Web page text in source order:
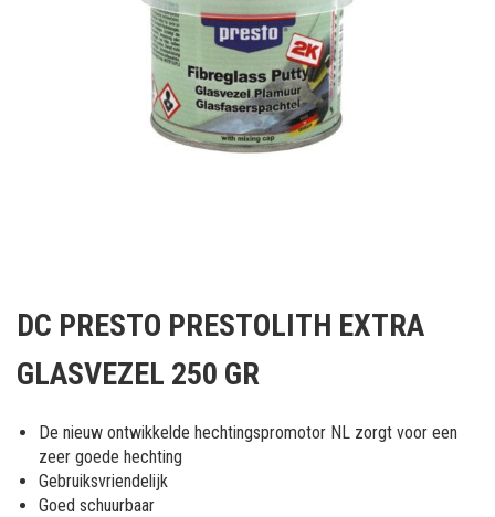
het
van
afbeeldingen-
gallerij
DC PRESTO PRESTOLITH EXTRA
GLASVEZEL 250 GR
De nieuw ontwikkelde hechtingspromotor NL zorgt voor een
zeer goede hechting
Gebruiksvriendelijk
Goed schuurbaar